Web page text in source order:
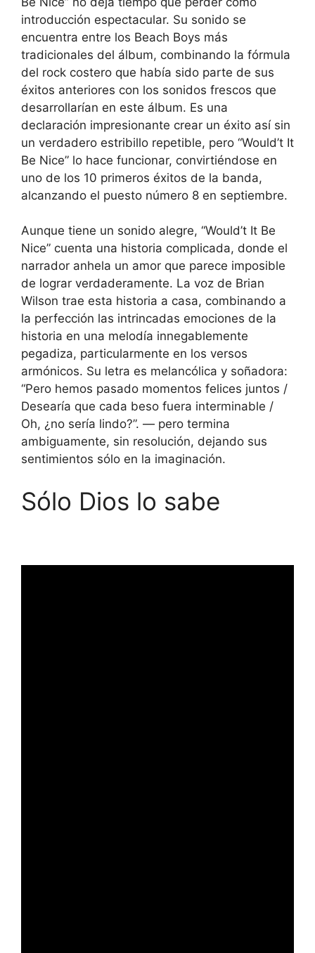
introducción espectacular. Su sonido se
encuentra entre los Beach Boys más
tradicionales del álbum, combinando la fórmula
del rock costero que había sido parte de sus
éxitos anteriores con los sonidos frescos que
desarrollarían en este álbum. Es una
declaración impresionante crear un éxito así sin
un verdadero estribillo repetible, pero “Would’t It
Be Nice” lo hace funcionar, convirtiéndose en
uno de los 10 primeros éxitos de la banda,
alcanzando el puesto número 8 en septiembre.
Aunque tiene un sonido alegre, “Would’t It Be
Nice” cuenta una historia complicada, donde el
narrador anhela un amor que parece imposible
de lograr verdaderamente. La voz de Brian
Wilson trae esta historia a casa, combinando a
la perfección las intrincadas emociones de la
historia en una melodía innegablemente
pegadiza, particularmente en los versos
armónicos. Su letra es melancólica y soñadora:
“Pero hemos pasado momentos felices juntos /
Desearía que cada beso fuera interminable /
Oh, ¿no sería lindo?”. — pero termina
ambiguamente, sin resolución, dejando sus
sentimientos sólo en la imaginación.
Sólo Dios lo sabe